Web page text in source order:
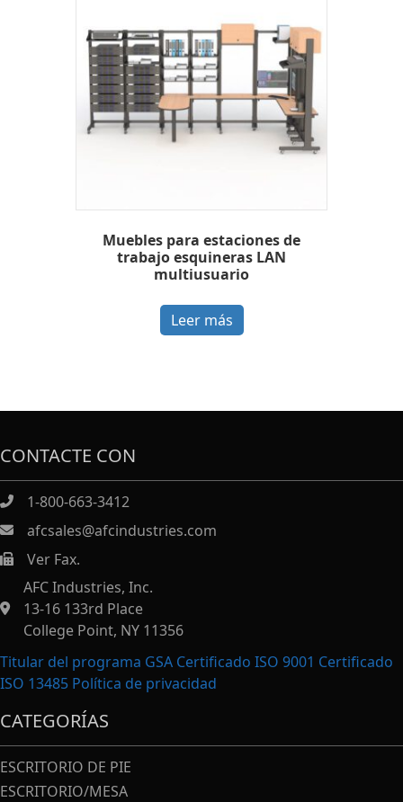
Muebles para estaciones de
trabajo esquineras LAN
multiusuario
Leer más
CONTACTE CON
1-800-663-3412
afcsales@afcindustries.com
https://afcindustries.com/contact/#:~:text=Fax
Ver Fax.
AFC Industries, Inc.
13-16 133rd Place
College Point, NY 11356
Titular del programa GSA Certificado ISO 9001 Certificado
ISO 13485 Política de privacidad
CATEGORÍAS
ESCRITORIO DE PIE
ESCRITORIO/MESA